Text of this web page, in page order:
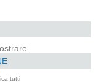
tutti